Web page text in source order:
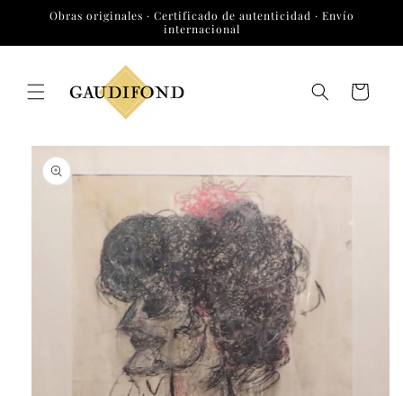
directamente
Obras originales · Certificado de autenticidad · Envío
internacional
Carrito
información
del producto